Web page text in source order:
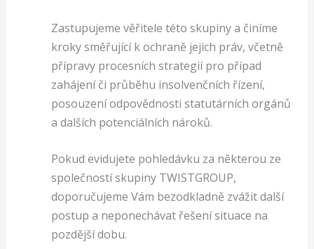
Zastupujeme věřitele této skupiny a činíme
kroky směřující k ochraně jejich práv, včetně
přípravy procesních strategií pro případ
zahájení či průběhu insolvenčních řízení,
posouzení odpovědnosti statutárních orgánů
a dalších potenciálních nároků.
Pokud evidujete pohledávku za některou ze
společností skupiny TWISTGROUP,
doporučujeme Vám bezodkladně zvážit další
postup a neponechávat řešení situace na
pozdější dobu.